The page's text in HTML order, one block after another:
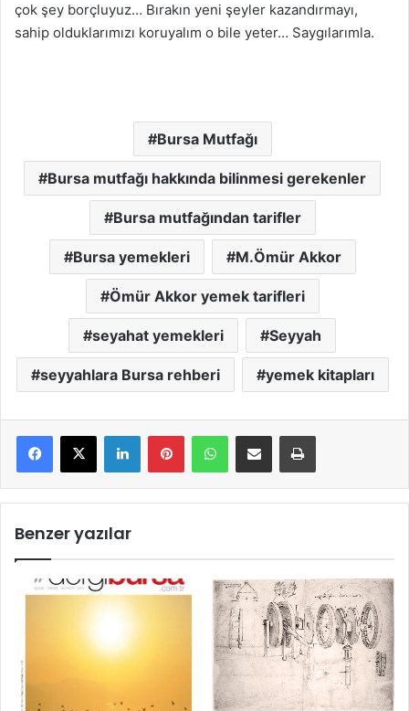
çok şey borçluyuz… Bırakın yeni şeyler kazandırmayı,
sahip olduklarımızı koruyalım o bile yeter… Saygılarımla.
Bursa Mutfağı
Bursa mutfağı hakkında bilinmesi gerekenler
Bursa mutfağından tarifler
Bursa yemekleri M.Ömür Akkor
Ömür Akkor yemek tarifleri
seyahat yemekleri Seyyah
seyyahlara Bursa rehberi yemek kitapları
Benzer yazılar